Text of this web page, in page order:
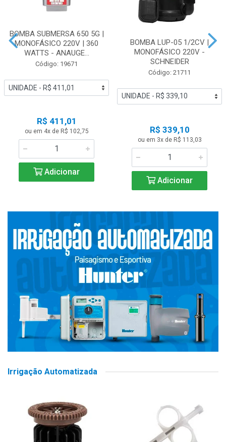
BOMBA SUBMERSA 650 5G |
MONOFÁSICO 220V | 360
WATTS - ANAUGE...
Código: 19671
R$ 411,01
ou em 4x de R$ 102,75
Adicionar
BOMBA LUP-05 1/2CV |
MONOFÁSICO 220V -
SCHNEIDER
Código: 21711
R$ 339,10
ou em 3x de R$ 113,03
Adicionar
Irrigação Automatizada